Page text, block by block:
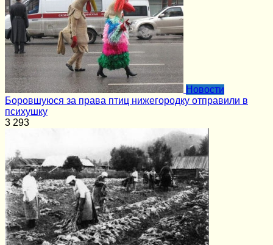
Новости
Боровшуюся за права птиц нижегородку отправили в
психушку
3 293